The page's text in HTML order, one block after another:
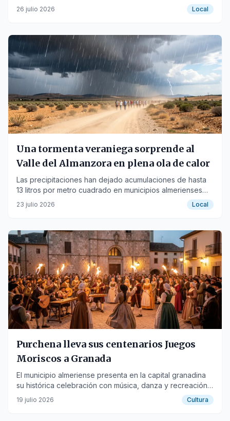
preventivamente por el fuego declarado en Pinos del
Valle.
26 julio 2026 Local
Una tormenta veraniega sorprende al
Valle del Almanzora en plena ola de calor
Las precipitaciones han dejado acumulaciones de hasta
13 litros por metro cuadrado en municipios almerienses
bajo aviso naranja.
23 julio 2026 Local
Purchena lleva sus centenarios Juegos
Moriscos a Granada
El municipio almeriense presenta en la capital granadina
su histórica celebración con música, danza y recreación
histórica.
19 julio 2026 Cultura